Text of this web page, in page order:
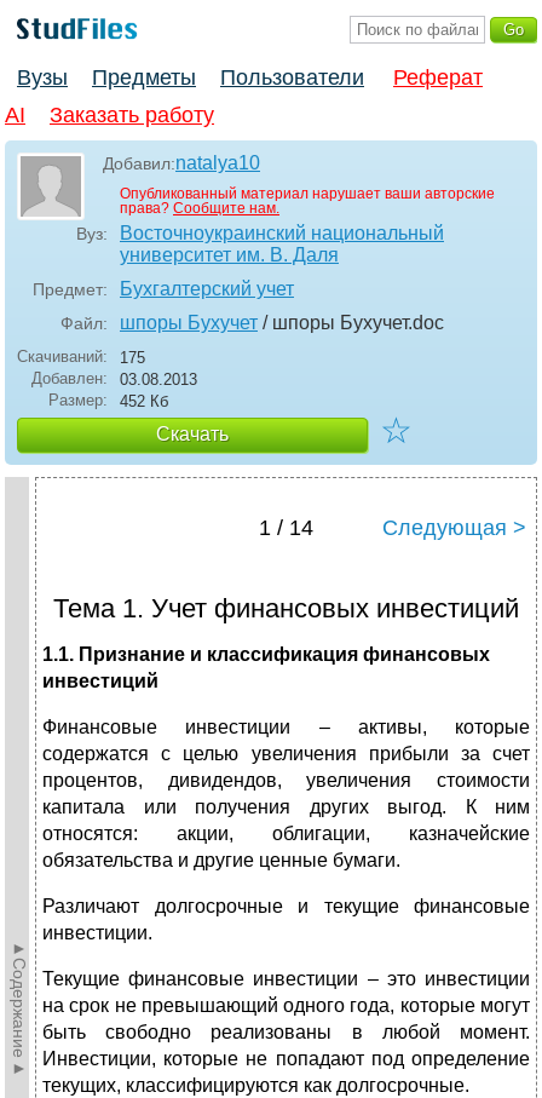
Вузы Предметы Пользователи
Реферат
AI
Заказать работу
Добавил:natalya10
Опубликованный материал нарушает ваши авторские
права? Сообщите нам.
Вуз:
Восточноукраинский национальный
университет им. В. Даля
Предмет: Бухгалтерский учет
Файл: шпоры Бухучет / шпоры Бухучет.doc
Скачиваний:
175
Добавлен:
03.08.2013
Размер:
452 Кб
Скачать ☆
►Содержание►
1 / 14 Следующая >
Тема 1. Учет финансовых инвестиций
1.1. Признание и классификация финансовых
инвестиций
Финансовые инвестиции – активы, которые
содержатся с целью увеличения прибыли за счет
процентов, дивидендов, увеличения стоимости
капитала или получения других выгод. К ним
относятся: акции, облигации, казначейские
обязательства и другие ценные бумаги.
Различают долгосрочные и текущие финансовые
инвестиции.
Текущие финансовые инвестиции – это инвестиции
на срок не превышающий одного года, которые могут
быть свободно реализованы в любой момент.
Инвестиции, которые не попадают под определение
текущих, классифицируются как долгосрочные.